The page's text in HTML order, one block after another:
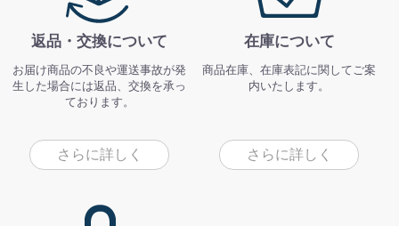
返品・交換について
お届け商品の不良や運送事故が発
生した場合には返品、交換を承っ
ております。
さらに詳しく
在庫について
商品在庫、在庫表記に関してご案
内いたします。
さらに詳しく